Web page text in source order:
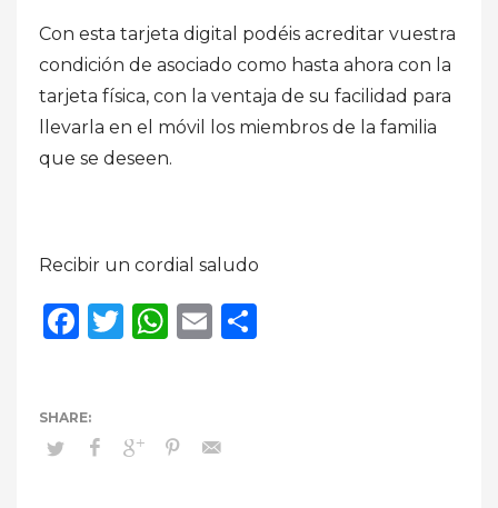
Con esta tarjeta digital podéis acreditar vuestra
condición de asociado como hasta ahora con la
tarjeta física, con la ventaja de su facilidad para
llevarla en el móvil los miembros de la familia
que se deseen.
Recibir un cordial saludo
Facebook
Twitter
WhatsApp
Email